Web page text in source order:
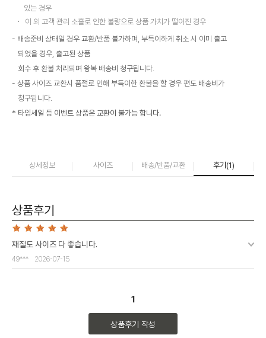
있는 경우
이 외 고객 관리 소홀로 인한 불량으로 상품 가치가 떨어진 경우
배송준비 상태일 경우 교환/반품 불가하며, 부득이하게 취소 시 이미 출고
되었을 경우, 출고된 상품
회수 후 환불 처리되며 왕복 배송비 청구됩니다.
상품 사이즈 교환시 품절로 인해 부득이한 환불을 할 경우 편도 배송비가
청구됩니다.
* 타임세일 등 이벤트 상품은 교환이 불가능 합니다.
상세정보 사이즈 배송/반품/교환 후기(1)
상품후기
재질도 사이즈 다 좋습니다.
49*** 2026-07-15
1
상품후기 작성